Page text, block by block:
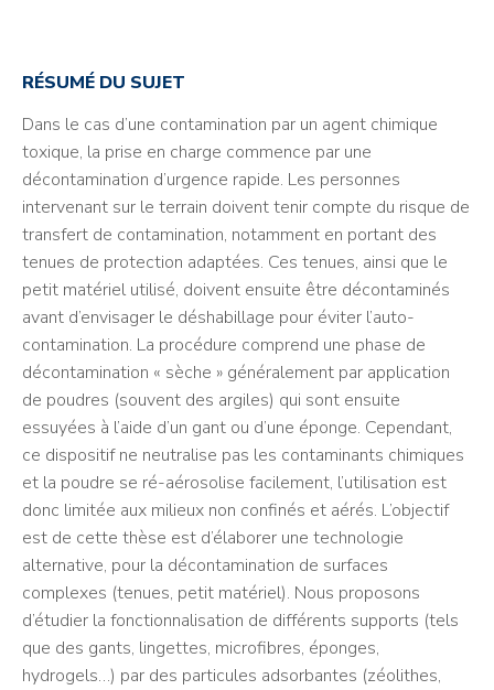
RÉSUMÉ DU SUJET
Dans le cas d’une contamination par un agent chimique
toxique, la prise en charge commence par une
décontamination d’urgence rapide. Les personnes
intervenant sur le terrain doivent tenir compte du risque de
transfert de contamination, notamment en portant des
tenues de protection adaptées. Ces tenues, ainsi que le
petit matériel utilisé, doivent ensuite être décontaminés
avant d’envisager le déshabillage pour éviter l’auto-
contamination. La procédure comprend une phase de
décontamination « sèche » généralement par application
de poudres (souvent des argiles) qui sont ensuite
essuyées à l’aide d’un gant ou d’une éponge. Cependant,
ce dispositif ne neutralise pas les contaminants chimiques
et la poudre se ré-aérosolise facilement, l’utilisation est
donc limitée aux milieux non confinés et aérés. L’objectif
est de cette thèse est d’élaborer une technologie
alternative, pour la décontamination de surfaces
complexes (tenues, petit matériel). Nous proposons
d’étudier la fonctionnalisation de différents supports (tels
que des gants, lingettes, microfibres, éponges,
hydrogels…) par des particules adsorbantes (zéolithes,